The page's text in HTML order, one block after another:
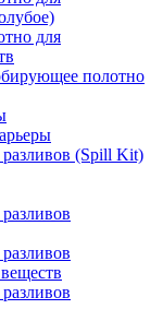
для
полотно
(Spill Kit)